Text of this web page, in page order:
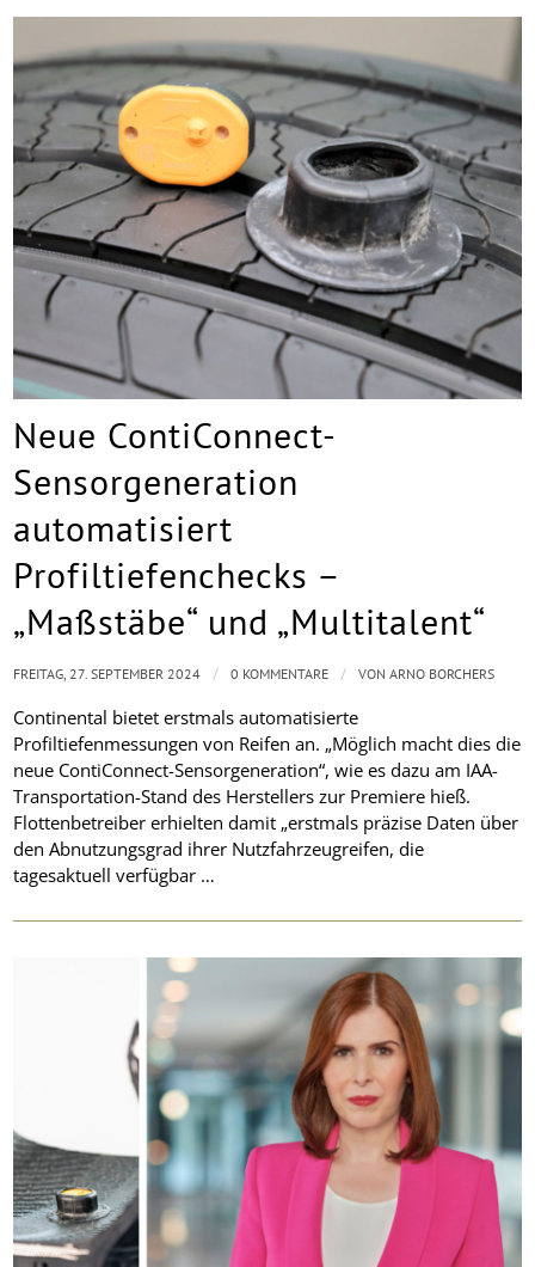
Neue ContiConnect-
Sensorgeneration
automatisiert
Profiltiefenchecks –
„Maßstäbe“ und „Multitalent“
Continental bietet erstmals automatisierte
Profiltiefenmessungen von Reifen an. „Möglich macht dies die
neue ContiConnect-Sensorgeneration“, wie es dazu am IAA-
Transportation-Stand des Herstellers zur Premiere hieß.
Flottenbetreiber erhielten damit „erstmals präzise Daten über
den Abnutzungsgrad ihrer Nutzfahrzeugreifen, die
tagesaktuell verfügbar …
FREITAG, 27. SEPTEMBER 2024 / 0 KOMMENTARE / VONARNO BORCHERS